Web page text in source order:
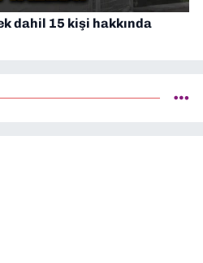
dahil 15 kişi hakkında